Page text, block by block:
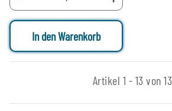
In den Warenkorb
Artikel 1 - 13 von 13